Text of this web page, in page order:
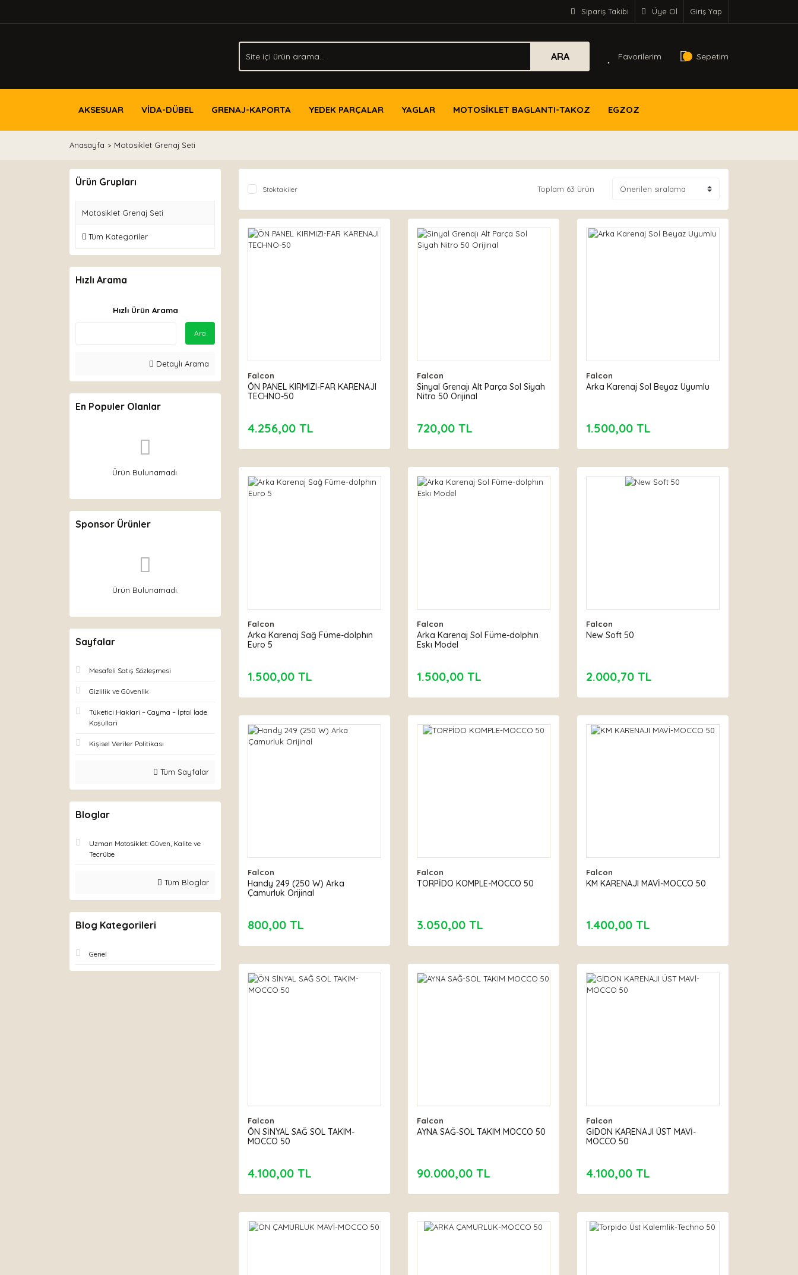
Sipariş Takibi Üye Ol Giriş Yap
ARA Favorilerim Sepetim
AKSESUAR VİDA-DÜBEL GRENAJ-KAPORTA YEDEK PARÇALAR YAGLAR MOTOSİKLET BAGLANTI-TAKOZ EGZOZ
Anasayfa Motosiklet Grenaj Seti
Ürün Grupları
Motosiklet Grenaj Seti
Tüm Kategoriler
Hızlı Arama
Hızlı Ürün Arama
Ara
Detaylı Arama
En Populer Olanlar
Ürün Bulunamadı.
Sponsor Ürünler
Ürün Bulunamadı.
Sayfalar
Mesafeli Satış Sözleşmesi
Gizlilik ve Güvenlik
Tüketici Haklari – Cayma – İptal İade
Koşullari
Kişisel Veriler Politikası
Tüm Sayfalar
Bloglar
Uzman Motosiklet: Güven, Kalite ve
Tecrübe
Tüm Bloglar
Blog Kategorileri
Genel
Stoktakiler Toplam 63 ürün
Falcon
ÖN PANEL KIRMIZI-FAR KARENAJI
TECHNO-50
4.256,00 TL
Falcon
Sinyal Grenajı Alt Parça Sol Siyah
Nitro 50 Orijinal
720,00 TL
Falcon
Arka Karenaj Sol Beyaz Uyumlu
1.500,00 TL
Falcon
Arka Karenaj Sağ Füme-dolphın
Euro 5
1.500,00 TL
Falcon
Arka Karenaj Sol Füme-dolphın
Eskı Model
1.500,00 TL
Falcon
New Soft 50
2.000,70 TL
Falcon
Handy 249 (250 W) Arka
Çamurluk Orijinal
800,00 TL
Falcon
TORPİDO KOMPLE-MOCCO 50
3.050,00 TL
Falcon
KM KARENAJI MAVİ-MOCCO 50
1.400,00 TL
Falcon
ÖN SİNYAL SAĞ SOL TAKIM-
MOCCO 50
4.100,00 TL
Falcon
AYNA SAĞ-SOL TAKIM MOCCO 50
90.000,00 TL
Falcon
GİDON KARENAJI ÜST MAVİ-
MOCCO 50
4.100,00 TL